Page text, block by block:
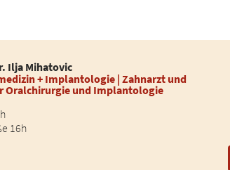
Ilja Mihatovic
+ Implantologie | Zahnarzt und
Oralchirurgie und Implantologie
16h